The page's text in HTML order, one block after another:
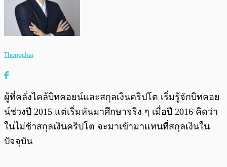
Thongchai
ผู้ที่คลั่งไคล้บิทคอยน์และสกุลเงินคริปโต เริ่มรู้จักบิทคอย
น์ช่วงปี 2015 แต่เริ่มหันมาศึกษาจริง ๆ เมื่อปี 2016 คิดว่า
ในไม่ช้าสกุลเงินคริปโต จะมาเข้ามาแทนที่สกุลเงินใน
ปัจจุบัน